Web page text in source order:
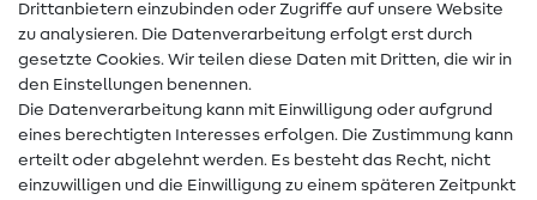
Kontakt
Infos zum Betreiberwechsel
Widerrufsrecht
Beliebt
Drittanbietern einzubinden oder Zugriffe auf unsere Website
zu analysieren. Die Datenverarbeitung erfolgt erst durch
gesetzte Cookies. Wir teilen diese Daten mit Dritten, die wir in
den Einstellungen benennen.
Die Datenverarbeitung kann mit Einwilligung oder aufgrund
eines berechtigten Interesses erfolgen. Die Zustimmung kann
erteilt oder abgelehnt werden. Es besteht das Recht, nicht
einzuwilligen und die Einwilligung zu einem späteren Zeitpunkt